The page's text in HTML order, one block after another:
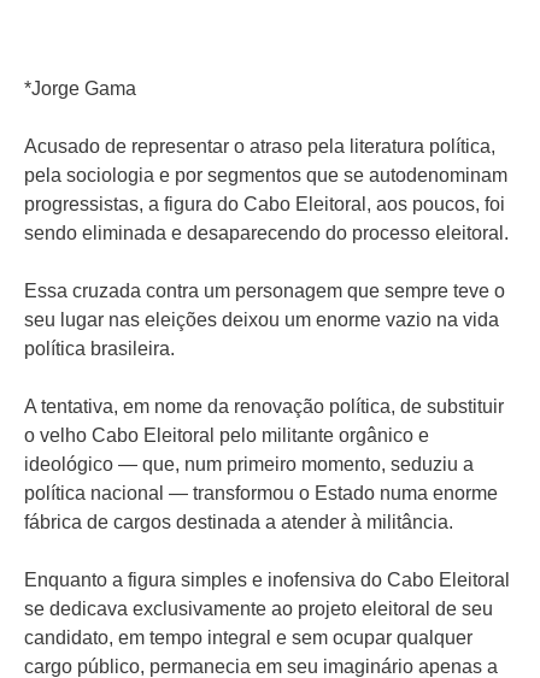
*Jorge Gama
Acusado de representar o atraso pela literatura política,
pela sociologia e por segmentos que se autodenominam
progressistas, a figura do Cabo Eleitoral, aos poucos, foi
sendo eliminada e desaparecendo do processo eleitoral.
Essa cruzada contra um personagem que sempre teve o
seu lugar nas eleições deixou um enorme vazio na vida
política brasileira.
A tentativa, em nome da renovação política, de substituir
o velho Cabo Eleitoral pelo militante orgânico e
ideológico — que, num primeiro momento, seduziu a
política nacional — transformou o Estado numa enorme
fábrica de cargos destinada a atender à militância.
Enquanto a figura simples e inofensiva do Cabo Eleitoral
se dedicava exclusivamente ao projeto eleitoral de seu
candidato, em tempo integral e sem ocupar qualquer
cargo público, permanecia em seu imaginário apenas a